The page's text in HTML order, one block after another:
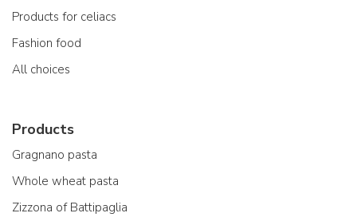
Products for celiacs
Fashion food
All choices
Products
Gragnano pasta
Whole wheat pasta
Zizzona of Battipaglia